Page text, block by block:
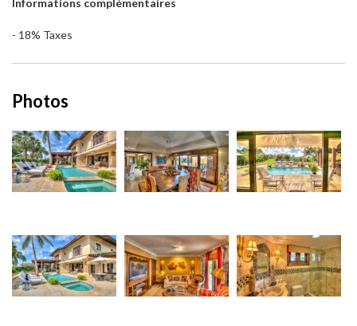
Informations complémentaires
- 18% Taxes
Photos